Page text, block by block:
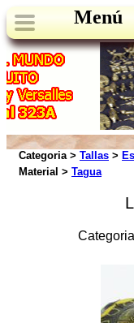
Menú
Categoria > Tallas >
Material > Tagua